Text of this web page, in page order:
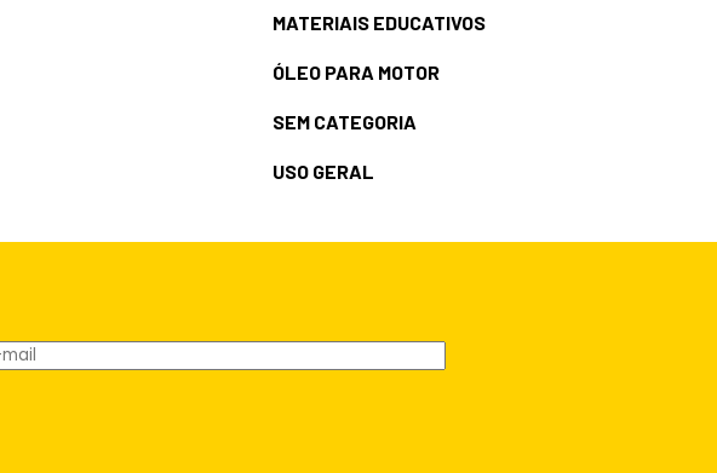
MATERIAIS EDUCATIVOS
ÓLEO PARA MOTOR
SEM CATEGORIA
USO GERAL